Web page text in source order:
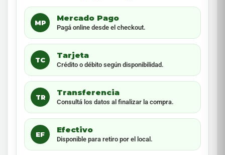
MP
Mercado Pago
Pagá online desde el checkout.
TC
Tarjeta
Crédito o débito según disponibilidad.
TR
Transferencia
Consultá los datos al finalizar la compra.
EF
Efectivo
Disponible para retiro por el local.